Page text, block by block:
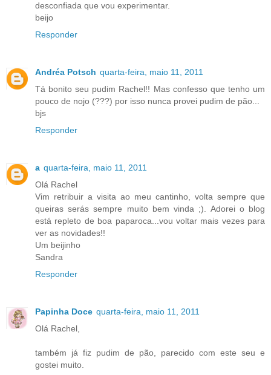
desconfiada que vou experimentar.
beijo
Responder
Andréa Potsch quarta-feira, maio 11, 2011
Tá bonito seu pudim Rachel!! Mas confesso que tenho um
pouco de nojo (???) por isso nunca provei pudim de pão...
bjs
Responder
a quarta-feira, maio 11, 2011
Olá Rachel
Vim retribuir a visita ao meu cantinho, volta sempre que
queiras serás sempre muito bem vinda ;). Adorei o blog
está repleto de boa paparoca...vou voltar mais vezes para
ver as novidades!!
Um beijinho
Sandra
Responder
Papinha Doce quarta-feira, maio 11, 2011
Olá Rachel,
também já fiz pudim de pão, parecido com este seu e
gostei muito.